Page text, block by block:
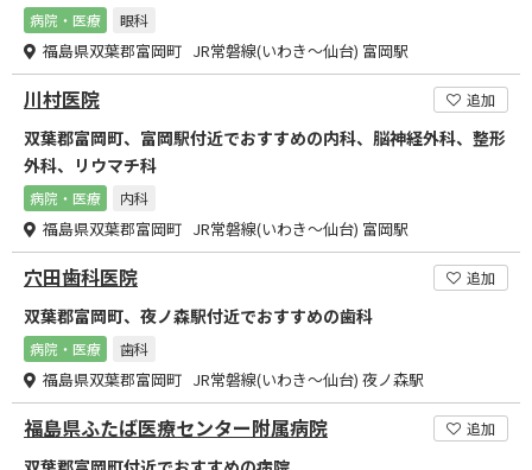
病院・医療 眼科
福島県双葉郡富岡町 JR常磐線(いわき～仙台) 富岡駅
川村医院 追加
双葉郡富岡町、富岡駅付近でおすすめの内科、脳神経外科、整形
外科、リウマチ科
病院・医療 内科
福島県双葉郡富岡町 JR常磐線(いわき～仙台) 富岡駅
穴田歯科医院 追加
双葉郡富岡町、夜ノ森駅付近でおすすめの歯科
病院・医療 歯科
福島県双葉郡富岡町 JR常磐線(いわき～仙台) 夜ノ森駅
福島県ふたば医療センター附属病院 追加